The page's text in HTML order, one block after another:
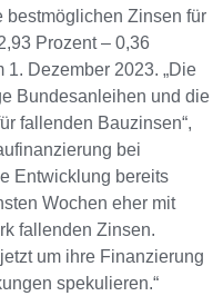
bestmöglichen Zinsen für
Prozent – 0,36
Dezember 2023. „Die
Bundesanleihen und die
fallenden Bauzinsen“,
bei
Entwicklung bereits
Wochen eher mit
fallenden Zinsen.
um ihre Finanzierung
spekulieren.“